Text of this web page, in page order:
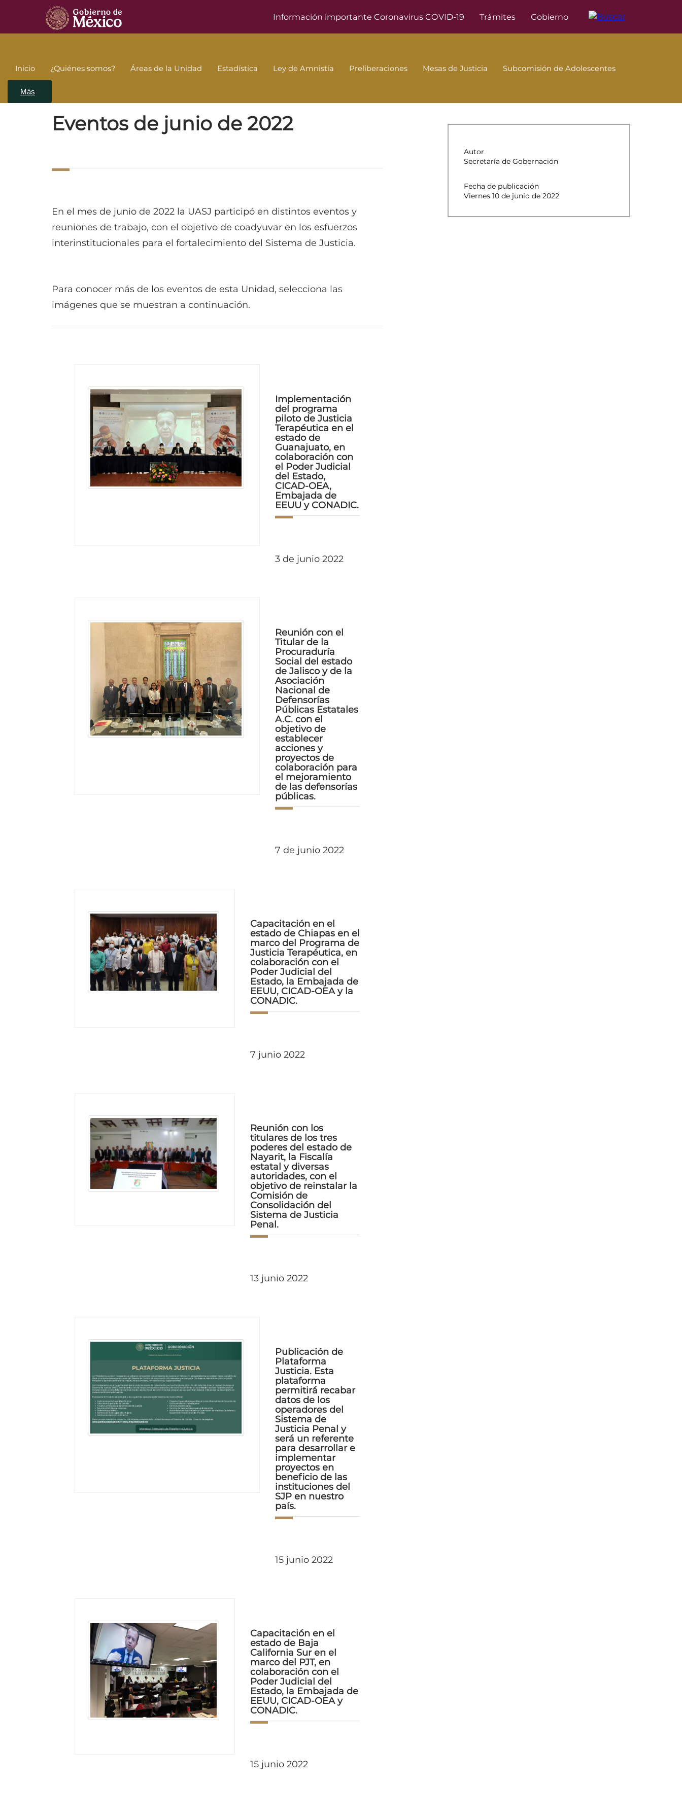
Información importante Coronavirus COVID-19 Trámites Gobierno
Externa
UASJ
Inicio ¿Quiénes somos? Áreas de la Unidad Estadística Ley de Amnistía Preliberaciones Mesas de Justicia Subcomisión de Adolescentes
Más
InicioEventos Eventos de junio de 2022
Eventos de junio de 2022
Autor
Secretaría de Gobernación
Fecha de publicación
Viernes 10 de junio de 2022
En el mes de junio de 2022 la UASJ participó en distintos eventos y
reuniones de trabajo, con el objetivo de coadyuvar en los esfuerzos
interinstitucionales para el fortalecimiento del Sistema de Justicia.
Para conocer más de los eventos de esta Unidad, selecciona las
imágenes que se muestran a continuación.
Implementación
del programa
piloto de Justicia
Terapéutica en el
estado de
Guanajuato, en
colaboración con
el Poder Judicial
del Estado,
CICAD-OEA,
Embajada de
EEUU y CONADIC.
3 de junio 2022
Reunión con el
Titular de la
Procuraduría
Social del estado
de Jalisco y de la
Asociación
Nacional de
Defensorías
Públicas Estatales
A.C. con el
objetivo de
establecer
acciones y
proyectos de
colaboración para
el mejoramiento
de las defensorías
públicas.
7 de junio 2022
Capacitación en el
estado de Chiapas en el
marco del Programa de
Justicia Terapéutica, en
colaboración con el
Poder Judicial del
Estado, la Embajada de
EEUU, CICAD-OEA y la
CONADIC.
7 junio 2022
Reunión con los
titulares de los tres
poderes del estado de
Nayarit, la Fiscalía
estatal y diversas
autoridades, con el
objetivo de reinstalar la
Comisión de
Consolidación del
Sistema de Justicia
Penal.
13 junio 2022
Publicación de
Plataforma
Justicia. Esta
plataforma
permitirá recabar
datos de los
operadores del
Sistema de
Justicia Penal y
será un referente
para desarrollar e
implementar
proyectos en
beneficio de las
instituciones del
SJP en nuestro
país.
15 junio 2022
Capacitación en el
estado de Baja
California Sur en el
marco del PJT, en
colaboración con el
Poder Judicial del
Estado, la Embajada de
EEUU, CICAD-OEA y
CONADIC.
15 junio 2022